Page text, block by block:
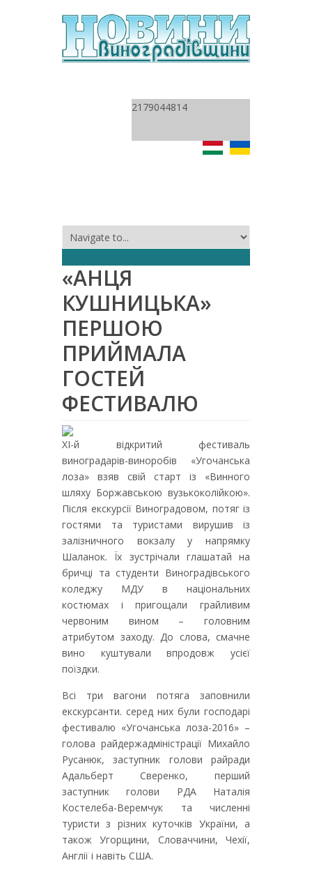
2179044814
«АНЦЯ
КУШНИЦЬКА»
ПЕРШОЮ
ПРИЙМАЛА
ГОСТЕЙ
ФЕСТИВАЛЮ
XI-й відкритий фестиваль
виноградарів-виноробів «Угочанська
лоза» взяв свій старт із «Винного
шляху Боржавською вузькоколійкою».
Після екскурсії Виноградовом, потяг із
гостями та туристами вирушив із
залізничного вокзалу у напрямку
Шаланок. Їх зустрічали глашатай на
бричці та студенти Виноградівського
коледжу МДУ в національних
костюмах і пригощали грайливим
червоним вином – головним
атрибутом заходу. До слова, смачне
вино куштували впродовж усієї
поїздки.
Всі три вагони потяга заповнили
екскурсанти. серед них були господарі
фестивалю «Угочанська лоза-2016» –
голова райдержадміністрації Михайло
Русанюк, заступник голови райради
Адальберт Сверенко, перший
заступник голови РДА Наталія
Костелеба-Веремчук та численні
туристи з різних куточків України, а
також Угорщини, Словаччини, Чехії,
Англії і навіть США.